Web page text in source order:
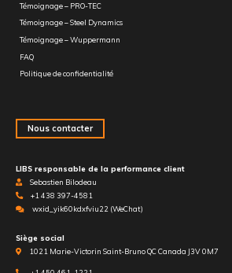
Témoignage – PRO-TEC
Témoignage – Steel Dynamics
Témoignage – Wuppermann
FAQ
Politique de confidentialité
Nous contacter
LIBS responsable de la performance client
Sebastien Bilodeau
+1 438 397-4581
wxid_yik60kdxfviu22 (WeChat)
Siège social
1021 Marie-Victorin Saint-Bruno QC Canada J3V 0M7